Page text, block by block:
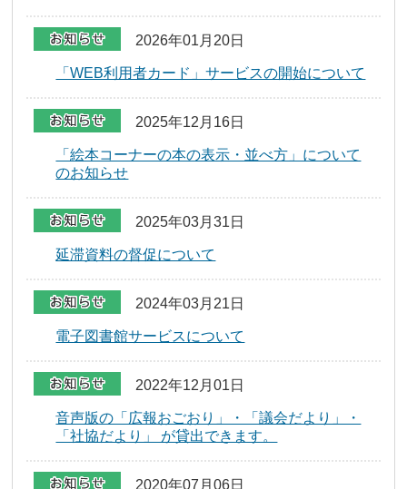
2026年01月20日
「WEB利用者カード」サービスの開始について
2025年12月16日
「絵本コーナーの本の表示・並べ方」について
のお知らせ
2025年03月31日
延滞資料の督促について
2024年03月21日
電子図書館サービスについて
2022年12月01日
音声版の「広報おごおり」・「議会だより」・
「社協だより」 が貸出できます。
2020年07月06日